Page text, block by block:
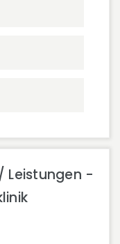
Leistungen -